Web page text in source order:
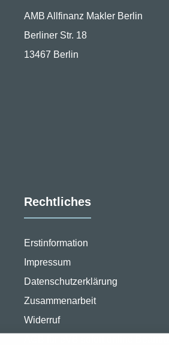
AMB Allfinanz Makler Berlin
Berliner Str. 18
13467 Berlin
Rechtliches
Erstinformation
Impressum
Datenschutzerklärung
Zusammenarbeit
Widerruf
AGB für eVB sofort online